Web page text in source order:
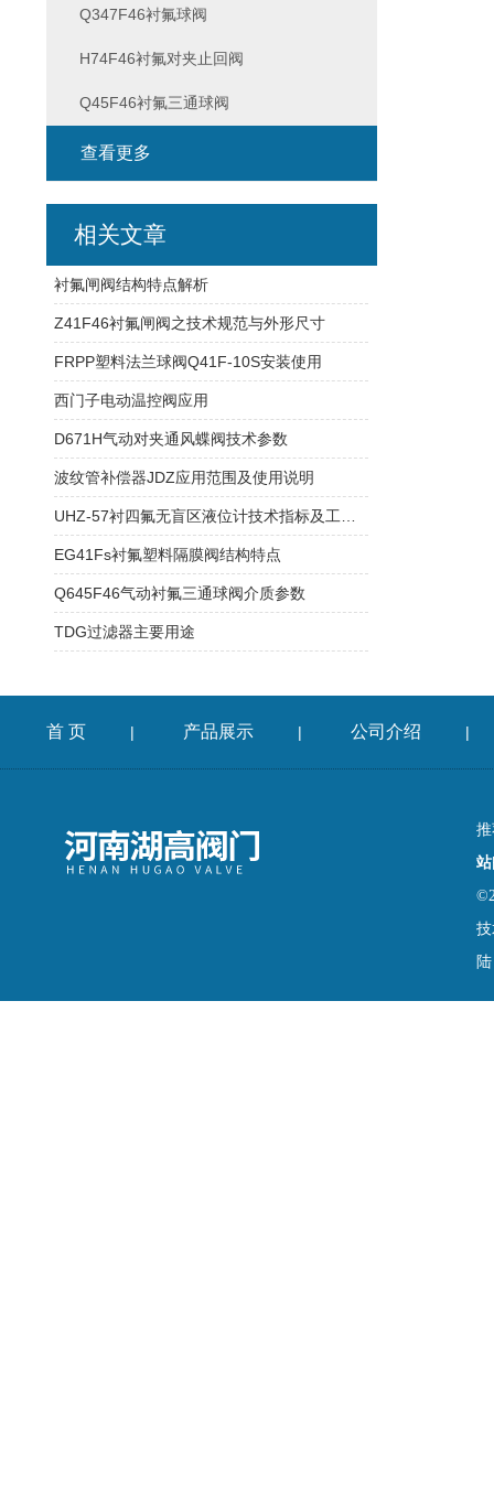
Q347F46衬氟球阀
H74F46衬氟对夹止回阀
Q45F46衬氟三通球阀
查看更多
相关文章
衬氟闸阀结构特点解析
Z41F46衬氟闸阀之技术规范与外形尺寸
FRPP塑料法兰球阀Q41F-10S安装使用
西门子电动温控阀应用
D671H气动对夹通风蝶阀技术参数
波纹管补偿器JDZ应用范围及使用说明
EG41Fs衬氟塑料隔膜阀结构特点
Q645F46气动衬氟三通球阀介质参数
TDG过滤器主要用途
首 页 | 产品展示 | 公司介绍 |
陆